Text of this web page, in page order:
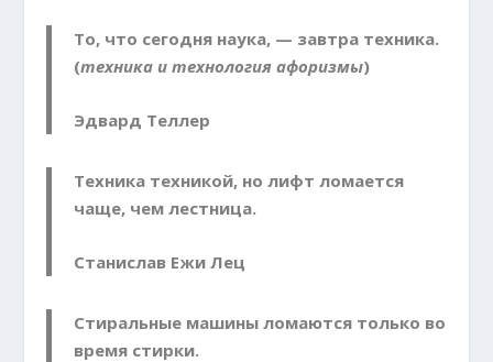
То, что сегодня наука, — завтра техника.
(техника и технология афоризмы)
Эдвард Теллер
Техника техникой, но лифт ломается
чаще, чем лестница.
Станислав Ежи Лец
Стиральные машины ломаются только во
время стирки.